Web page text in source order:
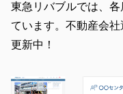
東急リバブルでは、
ています。不動産会
更新中！